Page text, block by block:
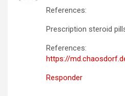
References:
Prescription steroid
References:
https://
Responder